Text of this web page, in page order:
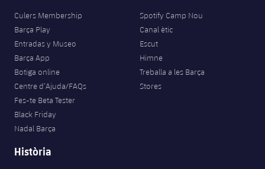
Culers Membership
Barça Play
Entradas y Museo
Barça App
Botiga online
Centre d’Ajuda/FAQs
Fes-te Beta Tester
Black Friday
Nadal Barça
Spotify Camp Nou
Canal ètic
Escut
Himne
Treballa a les Barça
Stores
Història